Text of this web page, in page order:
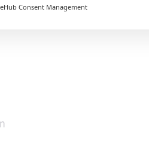
Consent Management